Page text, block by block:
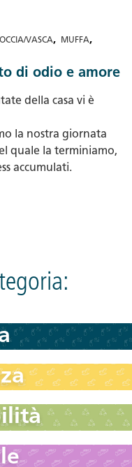
VASCA, MUFFA,
di odio e amore
della casa vi è
la nostra giornata
quale la terminiamo,
accumulati.